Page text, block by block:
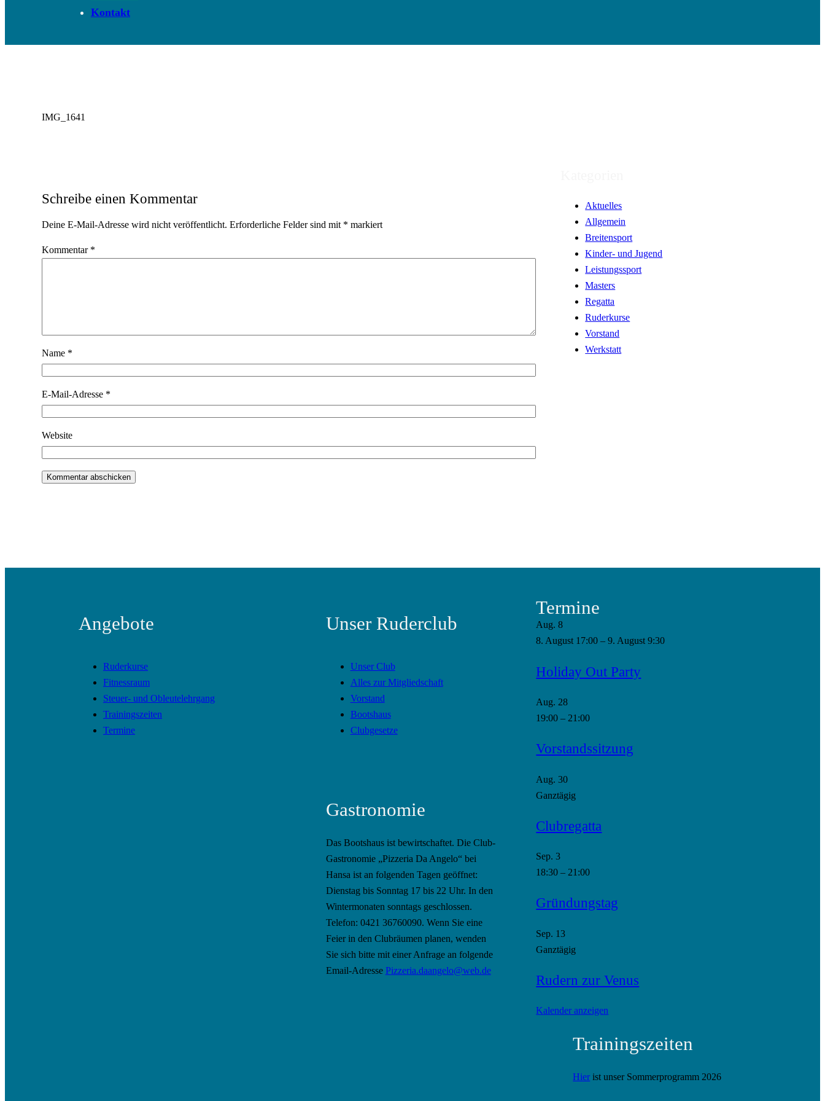
Kontakt
IMG_1641
Schreibe einen Kommentar
Deine E-Mail-Adresse wird nicht veröffentlicht. Erforderliche Felder sind mit * markiert
Kommentar *
Name *
E-Mail-Adresse *
Website
Aktuelles
Allgemein
Breitensport
Kinder- und Jugend
Leistungssport
Masters
Regatta
Ruderkurse
Vorstand
Werkstatt
Angebote
Ruderkurse
Fitnessraum
Steuer- und Obleutelehrgang
Trainingszeiten
Termine
Unser Ruderclub
Unser Club
Alles zur Mitgliedschaft
Vorstand
Bootshaus
Clubgesetze
Gastronomie
Das Bootshaus ist bewirtschaftet. Die Club-
Gastronomie „Pizzeria Da Angelo“ bei
Hansa ist an folgenden Tagen geöffnet:
Dienstag bis Sonntag 17 bis 22 Uhr. In den
Wintermonaten sonntags geschlossen.
Telefon: 0421 36760090. Wenn Sie eine
Feier in den Clubräumen planen, wenden
Sie sich bitte mit einer Anfrage an folgende
Email-Adresse Pizzeria.daangelo@web.de
Termine
Aug.8
8. August 17:00 –9. August 9:30
Holiday Out Party
Aug. 28
19:00 – 21:00
Vorstandssitzung
Aug.30
Ganztägig
Clubregatta
Sep.3
18:30 – 21:00
Gründungstag
Sep. 13
Ganztägig
Rudern zur Venus
Kalender anzeigen
Trainingszeiten
Hier ist unser Sommerprogramm 2026